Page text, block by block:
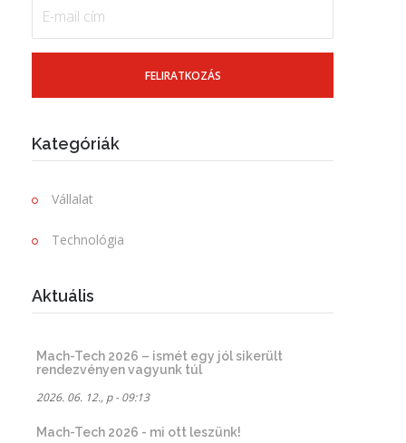
Kategóriák
Vállalat
Technológia
Aktuális
Mach-Tech 2026 – ismét egy jól sikerült
rendezvényen vagyunk túl
2026. 06. 12., p - 09:13
Mach-Tech 2026 - mi ott leszünk!